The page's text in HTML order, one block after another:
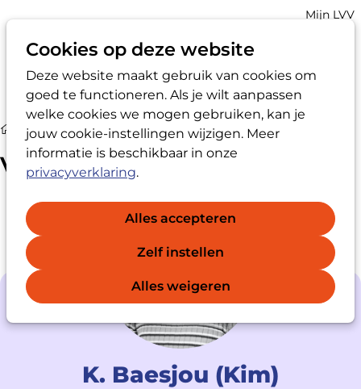
Cookies op deze website
Deze website maakt gebruik van cookies om
goed te functioneren. Als je wilt aanpassen
welke cookies we mogen gebruiken, kan je
jouw cookie-instellingen wijzigen. Meer
informatie is beschikbaar in onze
privacyverklaring.
Alles accepteren
Zelf instellen
Alles weigeren
Zoek
Account
Mijn LVV
Vertrouwenspersoon
Vertrouwenspersoon
K. Baesjou (Kim)